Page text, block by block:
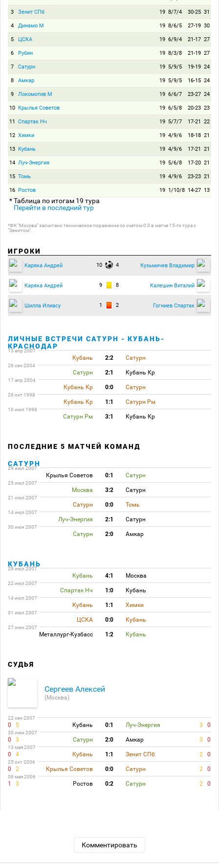
3 Зенит СПб 19 8/7/4 30-25 31
4 Динамо М 19 8/6/5 27-19 30
5 ЦСКА 19 6/9/4 21-17 27
6 Рубин 19 8/3/8 21-19 27
7 Сатурн 19 5/9/5 19-19 24
8 Амкар 19 5/9/5 16-15 24
9 Локомотив М 19 6/6/7 23-27 24
10 Крылья Советов 19 6/5/8 20-23 23
11 Спартак Нч 19 5/7/7 17-21 22
12 Химки 19 4/9/6 18-18 21
13 Кубань 19 4/9/6 17-21 21
14 Луч-Энергия 19 5/6/8 17-20 21
15 Томь 19 4/9/6 23-23 21
16 Ростов 19 1/10/8 14-27 13
* Таблица по итогам 19 тура
Перейти в последний тур
*ФК "Москва" засчитано техническое поражение со счетом 0:3 в матче 15-го тура с
"Зенитом".
ИГРОКИ
Каряка Андрей 10 4 Кузьмичев Владимир
Каряка Андрей 9 8 Калешин Виталий
Шилла Илиасу 1 2 Гогниев Спартак
ЛИЧНЫЕ ВСТРЕЧИ САТУРН - КУБАНЬ-
КРАСНОДАР
13 апр 2007
Кубань 2:2 Сатурн
26 сен 2004
Сатурн 2:1 Кубань Кр
17 апр 2004
Кубань Кр 0:0 Сатурн
26 окт 1998
Кубань Кр 1:1 Сатурн Рм
10 июл 1998
Сатурн Рм 3:1 Кубань Кр
ПОСЛЕДНИЕ 5 МАТЧЕЙ КОМАНД
САТУРН
29 июл 2007
Крылья Советов 0:1 Сатурн
25 июл 2007
Москва 3:2 Сатурн
21 июл 2007
Сатурн 0:0 Томь
14 июл 2007
Луч-Энергия 2:1 Сатурн
30 июн 2007
Сатурн 2:0 Амкар
КУБАНЬ
29 июл 2007
Кубань 4:1 Москва
22 июл 2007
Спартак Нч 1:0 Кубань
14 июл 2007
Кубань 1:1 Химки
01 июл 2007
ЦСКА 0:0 Кубань
27 июн 2007
Металлург-Кузбасс 1:2 Кубань
СУДЬЯ
Сергеев Алексей
(Москва)
22 сен 2007
0 5 Кубань 0:1 Луч-Энергия 3 0
30 июн 2007
0 3 Сатурн 2:0 Амкар 3 0
13 мая 2007
0 4 Кубань 1:1 Зенит СПб 2 0
25 окт 2006
0 2 Крылья Советов 0:0 Сатурн 2 0
06 мая 2006
1 3 Ростов 0:2 Сатурн 2 0
Комментировать